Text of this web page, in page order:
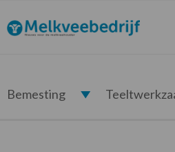
de
hoofdnavigatie
de
hoofd
de
eerste
de
voettekst
Melkveebedrijf.nl
Bemesting